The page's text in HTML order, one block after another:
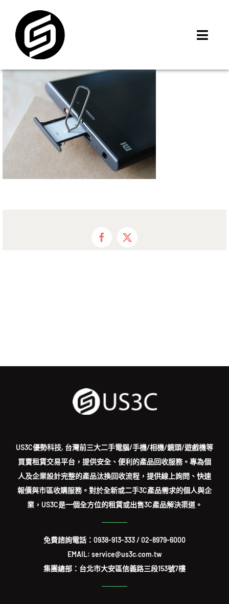
content
門市據點
iMCheck APP
iPhone 回收價
3C租賃
MSI 舊換新
Facebook
X
US3C優勢科技, 台灣前三大二手電腦/手機/相機/鏡頭/遊戲機等
買賣租賃交易平台，提供安全、便利的產品回收服務。專為個
人及企業設計完整的產品汰換回收流程，提供線上詢問、快速
報價與市區收購服務。對於全新或二手3C產品需求的個人與企
業，US3C是一個全方位的租賃或出售3C產品解決渠道。
免費諮詢電話： 0938-913-333/02-8979-6000
EMAIL: service@us3c.com.tw
集團總部：台北市大安區信義路三段153號7樓